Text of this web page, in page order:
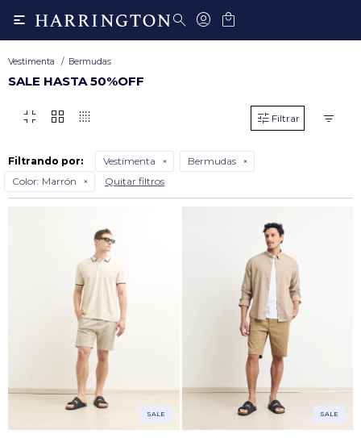

Vestimenta Bermudas
SALE HASTA 50%OFF
fullscreen_exit grid_view transition_dissolve
Filtrando por: Vestimenta
Bermudas
Color: Marrón Quitar filtros
SALE SALE